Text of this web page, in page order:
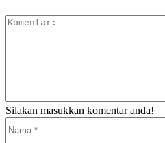
Silakan masukkan komentar anda!